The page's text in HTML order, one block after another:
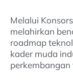
Melalui
melahirkan
roadmap
kader muda
perkembangan